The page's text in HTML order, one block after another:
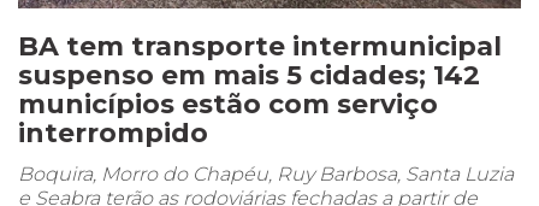
BA tem transporte intermunicipal
suspenso em mais 5 cidades; 142
municípios estão com serviço
interrompido
Boquira, Morro do Chapéu, Ruy Barbosa, Santa Luzia
e Seabra terão as rodoviárias fechadas a partir de